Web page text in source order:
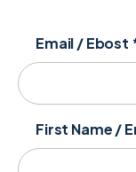
Email / Ebost
First Name /